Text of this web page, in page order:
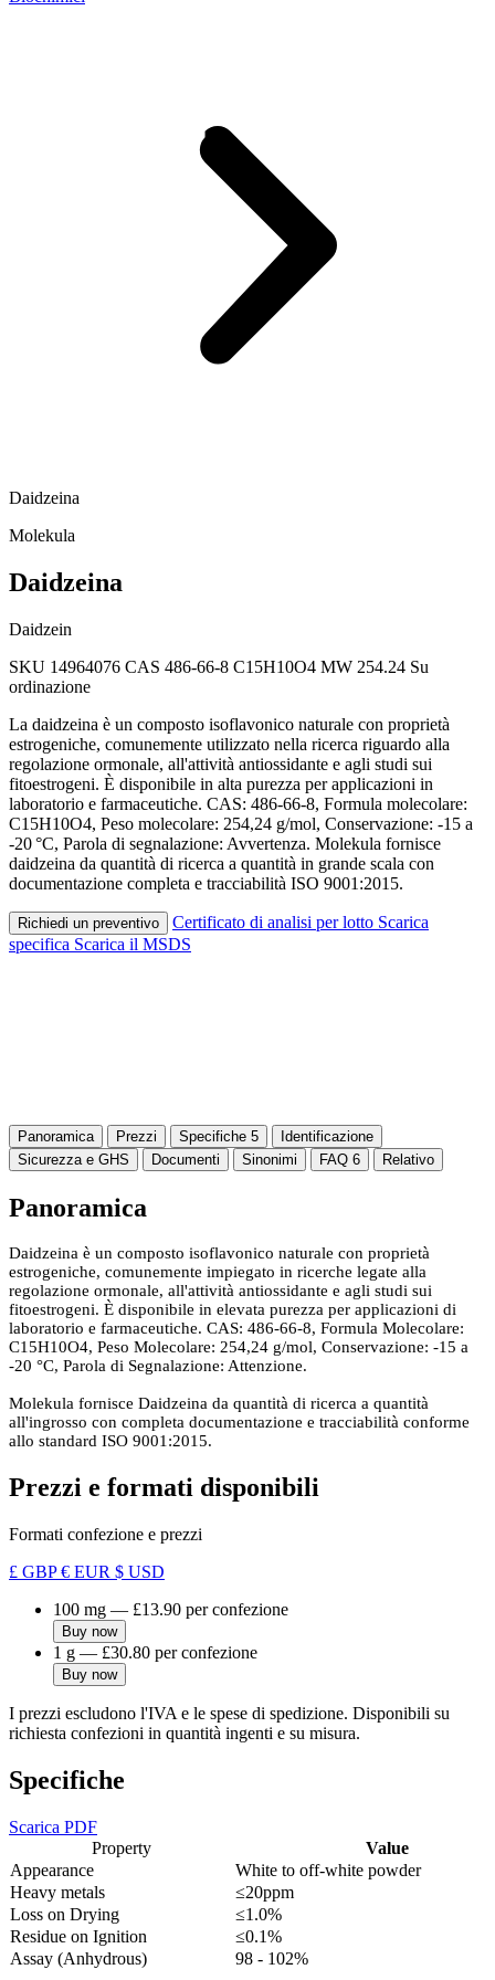
Daidzeina
Molekula
Daidzeina
Daidzein
SKU 14964076 CAS 486-66-8 C15H10O4 MW 254.24 Su
ordinazione
La daidzeina è un composto isoflavonico naturale con proprietà
estrogeniche, comunemente utilizzato nella ricerca riguardo alla
regolazione ormonale, all'attività antiossidante e agli studi sui
fitoestrogeni. È disponibile in alta purezza per applicazioni in
laboratorio e farmaceutiche. CAS: 486-66-8, Formula molecolare:
C15H10O4, Peso molecolare: 254,24 g/mol, Conservazione: -15 a
-20 °C, Parola di segnalazione: Avvertenza. Molekula fornisce
daidzeina da quantità di ricerca a quantità in grande scala con
documentazione completa e tracciabilità ISO 9001:2015.
Richiedi un preventivo Certificato di analisi per lotto Scarica
specifica Scarica il MSDS
Panoramica Prezzi Specifiche 5
Identificazione
Sicurezza e GHS
Documenti Sinonimi FAQ 6 Relativo
Panoramica
Daidzeina è un composto isoflavonico naturale con proprietà
estrogeniche, comunemente impiegato in ricerche legate alla
regolazione ormonale, all'attività antiossidante e agli studi sui
fitoestrogeni. È disponibile in elevata purezza per applicazioni di
laboratorio e farmaceutiche. CAS: 486-66-8, Formula Molecolare:
C15H10O4, Peso Molecolare: 254,24 g/mol, Conservazione: -15 a
-20 °C, Parola di Segnalazione: Attenzione.
Molekula fornisce Daidzeina da quantità di ricerca a quantità
all'ingrosso con completa documentazione e tracciabilità conforme
allo standard ISO 9001:2015.
Prezzi e formati disponibili
Formati confezione e prezzi
£ GBP€ EUR $ USD
100 mg — £13.90 per confezione
Buy now
1 g — £30.80 per confezione
Buy now
I prezzi escludono l'IVA e le spese di spedizione. Disponibili su
richiesta confezioni in quantità ingenti e su misura.
Specifiche
Scarica PDF
Property
Value
Appearance
White to off-white powder
Heavy metals
≤20ppm
Loss on Drying
≤1.0%
Residue on Ignition
≤0.1%
Assay (Anhydrous)
98 - 102%